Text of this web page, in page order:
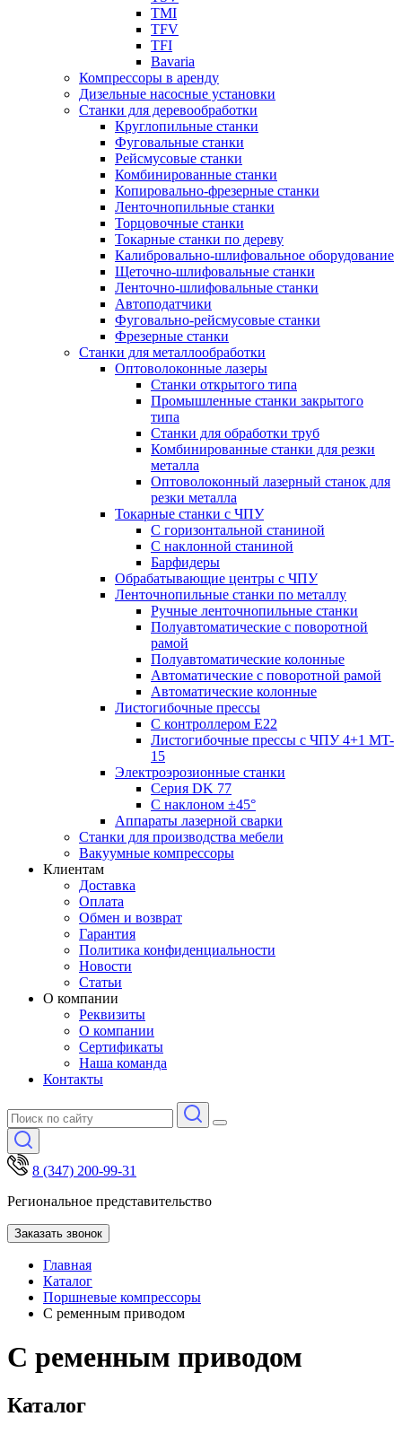
TMI
TFV
TFI
Bavaria
Компрессоры в аренду
Дизельные насосные установки
Станки для деревообработки
Круглопильные станки
Фуговальные станки
Рейсмусовые станки
Комбинированные станки
Копировально-фрезерные станки
Ленточнопильные станки
Торцовочные станки
Токарные станки по дереву
Калибровально-шлифовальное оборудование
Щеточно-шлифовальные станки
Ленточно-шлифовальные станки
Автоподатчики
Фуговально-рейсмусовые станки
Фрезерные станки
Станки для металлообработки
Оптоволоконные лазеры
Станки открытого типа
Промышленные станки закрытого
типа
Станки для обработки труб
Комбинированные станки для резки
металла
Оптоволоконный лазерный станок для
резки металла
Токарные станки с ЧПУ
С горизонтальной станиной
С наклонной станиной
Барфидеры
Обрабатывающие центры с ЧПУ
Ленточнопильные станки по металлу
Ручные ленточнопильные станки
Полуавтоматические с поворотной
рамой
Полуавтоматические колонные
Автоматические с поворотной рамой
Автоматические колонные
Листогибочные прессы
С контроллером E22
Листогибочные прессы с ЧПУ 4+1 MT-
15
Электроэрозионные станки
Серия DK 77
С наклоном ±45°
Аппараты лазерной сварки
Станки для производства мебели
Вакуумные компрессоры
Клиентам
Доставка
Оплата
Обмен и возврат
Гарантия
Политика конфиденциальности
Новости
Статьи
О компании
Реквизиты
О компании
Сертификаты
Наша команда
Контакты
8 (347) 200-99-31
Региональное представительство
Заказать звонок
Главная
Каталог
Поршневые компрессоры
С ременным приводом
С ременным приводом
Каталог